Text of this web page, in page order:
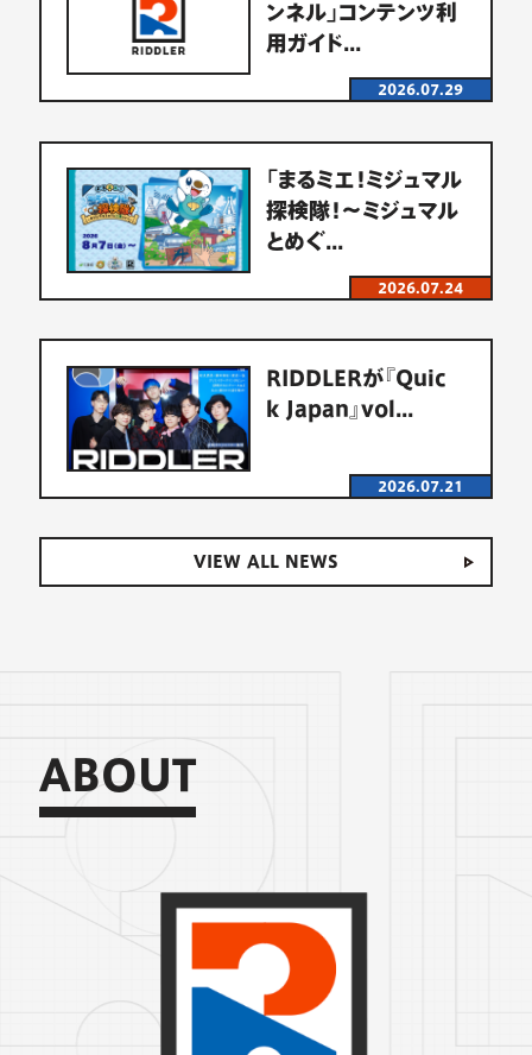
ンネル 」コンテンツ利
用 ガイ ド...
2026.07.29
「 まるミエ ！ミジュマル
探検隊！ 〜ミジュマル
とめぐ...
2026.07.24
RIDDLERが『Quic
k
apan 』vo ...
2026.07.21
VI EW A L L N EWS
A BOUT